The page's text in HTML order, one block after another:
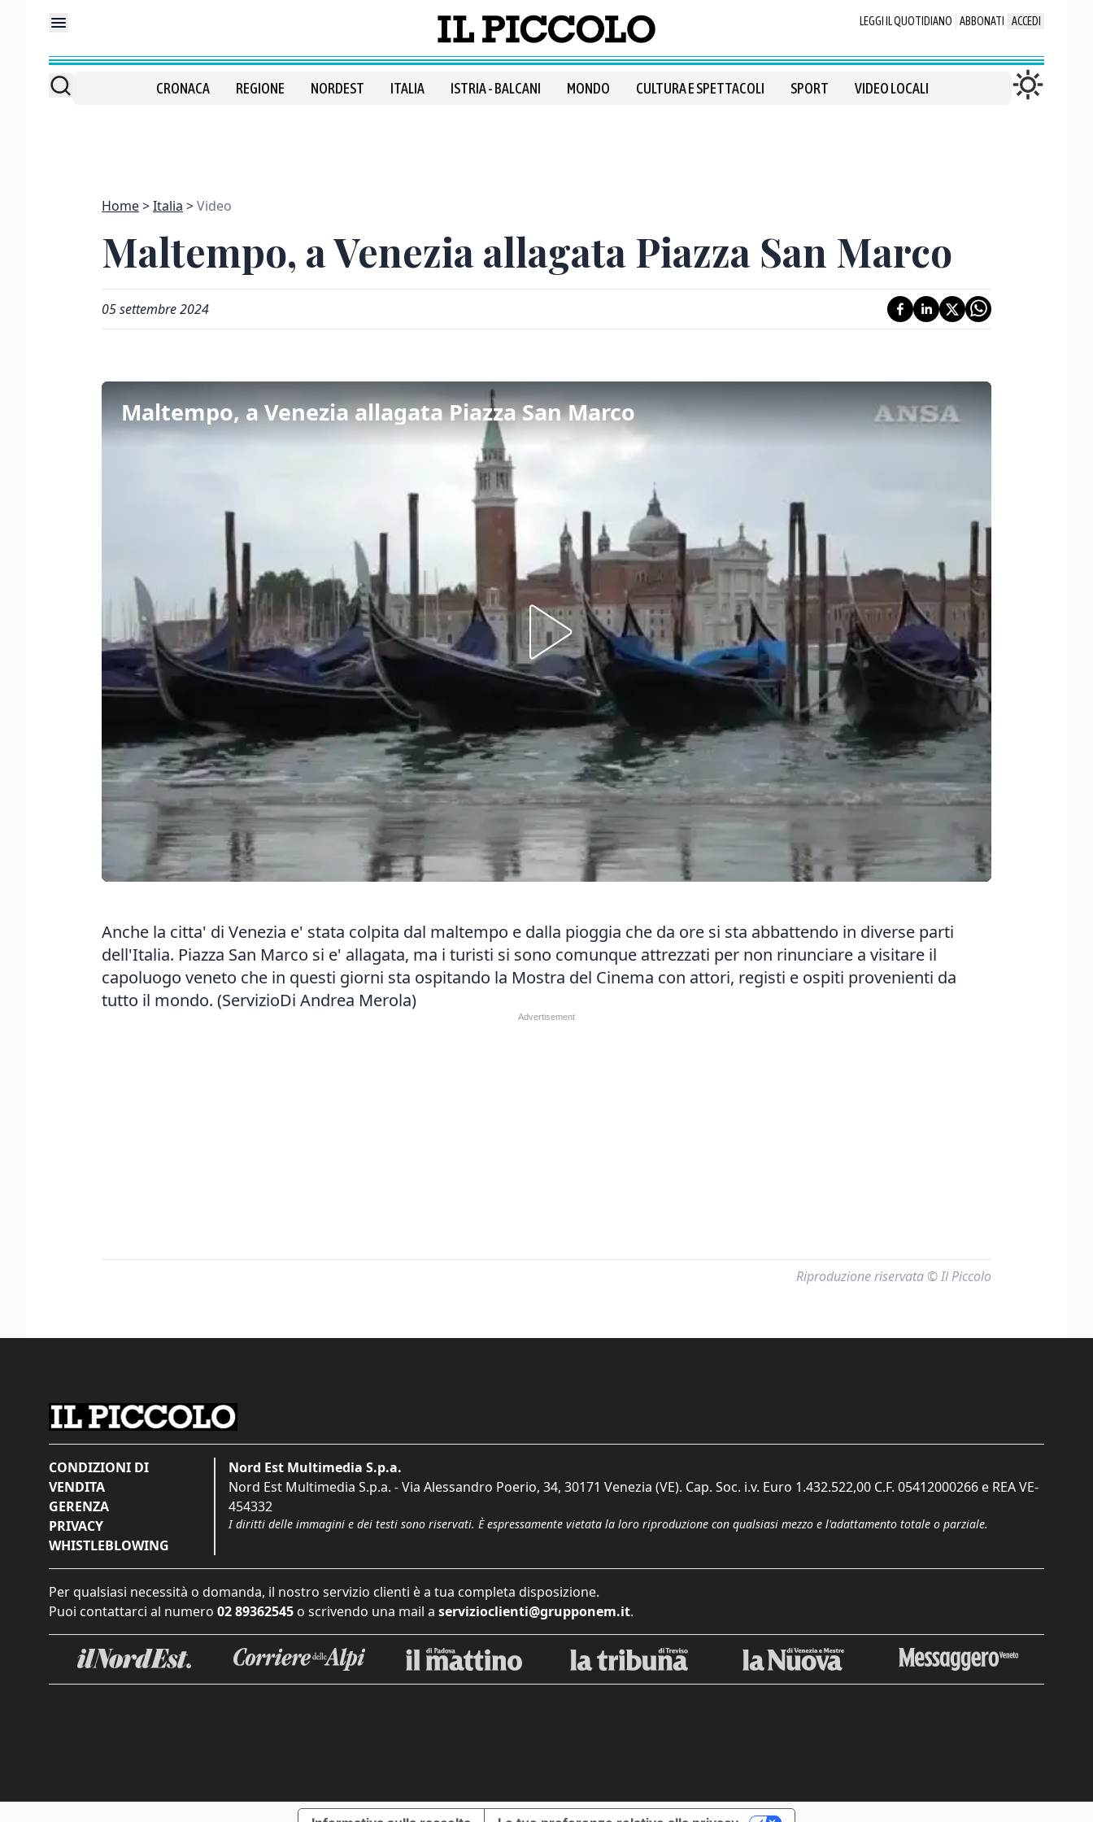
LEGGI IL QUOTIDIANO ABBONATI ACCEDI
CRONACA REGIONE NORDEST ITALIA ISTRIA - BALCANI MONDO CULTURA E SPETTACOLI SPORT VIDEO LOCALI
Home Italia Video
Maltempo, a Venezia allagata Piazza San Marco
05 settembre 2024
Maltempo, a Venezia allagata Piazza San Marco
Anche la citta' di Venezia e' stata colpita dal maltempo e dalla pioggia che da ore si sta abbattendo in diverse parti
dell'Italia. Piazza San Marco si e' allagata, ma i turisti si sono comunque attrezzati per non rinunciare a visitare il
capoluogo veneto che in questi giorni sta ospitando la Mostra del Cinema con attori, registi e ospiti provenienti da
tutto il mondo. (ServizioDi Andrea Merola)
Riproduzione riservata © Il Piccolo
CONDIZIONI DI
VENDITA
GERENZA
PRIVACY
WHISTLEBLOWING
Nord Est Multimedia S.p.a.
Nord Est Multimedia S.p.a. - Via Alessandro Poerio, 34, 30171 Venezia (VE). Cap. Soc. i.v. Euro 1.432.522,00 C.F. 05412000266 e REA VE-
454332
I diritti delle immagini e dei testi sono riservati. È espressamente vietata la loro riproduzione con qualsiasi mezzo e l'adattamento totale o parziale.
Per qualsiasi necessità o domanda, il nostro servizio clienti è a tua completa disposizione.
Puoi contattarci al numero 02 89362545 o scrivendo una mail a servizioclienti@grupponem.it.